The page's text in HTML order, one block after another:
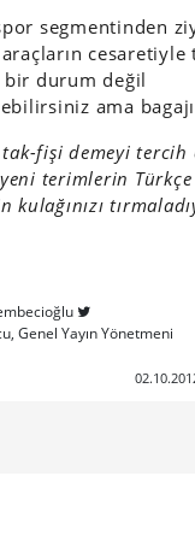
segmentinden
cesaretiyle
bir durum değil
ama
fişi demeyi tercih
terimlerin Türkçe
kulağınızı
Genel Yayın Yönetmeni